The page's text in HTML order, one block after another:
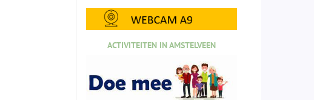
ACTIVITEITEN IN AMSTELVEEN